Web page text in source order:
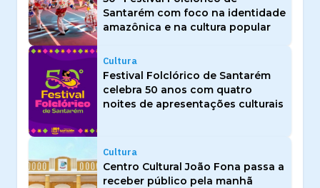
Santarém com foco na identidade
amazônica e na cultura popular
Cultura
Festival Folclórico de Santarém
celebra 50 anos com quatro
noites de apresentações culturais
Cultura
Centro Cultural João Fona passa a
receber público pela manhã